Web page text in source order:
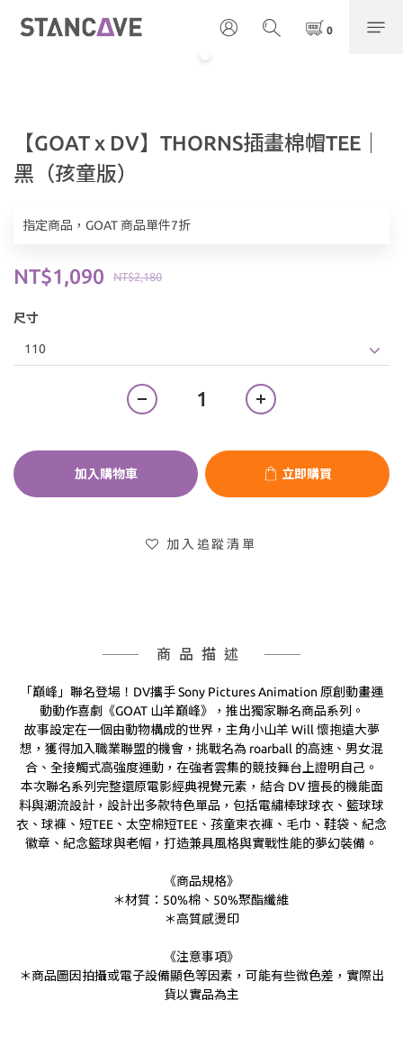
【GOAT x DV】THORNS插畫棉帽TEE｜
黑（孩童版）
指定商品，GOAT 商品單件7折
NT$2,180
NT$1,090
尺寸
加入購物車 立即購買
加入追蹤清單
商品描述
「巔峰」聯名登場！DV攜手 Sony Pictures Animation 原創動畫運
動動作喜劇《GOAT 山羊巔峰》，推出獨家聯名商品系列。
故事設定在一個由動物構成的世界，主角小山羊 Will 懷抱遠大夢
想，獲得加入職業聯盟的機會，挑戰名為 roarball 的高速、男女混
合、全接觸式高強度運動，在強者雲集的競技舞台上證明自己。
本次聯名系列完整還原電影經典視覺元素，結合 DV 擅長的機能面
料與潮流設計，設計出多款特色單品，包括電繡棒球球衣、籃球球
衣、球褲、短TEE、太空棉短TEE、孩童束衣褲、毛巾、鞋袋、紀念
徽章、紀念籃球與老帽，打造兼具風格與實戰性能的夢幻裝備。
《商品規格》
＊材質：50%棉、50%聚酯纖維
＊高質感燙印
《注意事項》
＊商品圖因拍攝或電子設備顯色等因素，可能有些微色差，實際出
貨以實品為主